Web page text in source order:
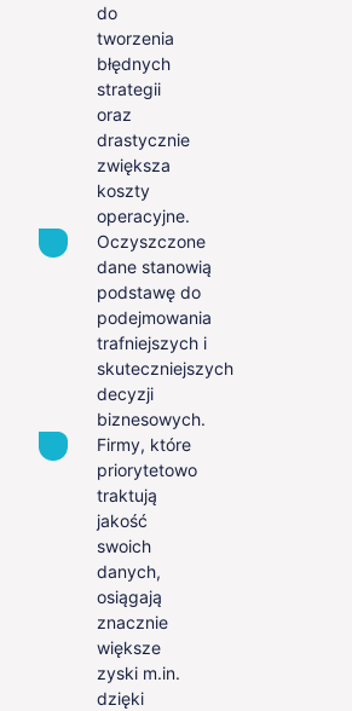
do
tworzenia
błędnych
strategii
oraz
drastycznie
zwiększa
koszty
operacyjne.
Oczyszczone
dane stanowią
podstawę do
podejmowania
trafniejszych i
skuteczniejszych
decyzji
biznesowych.
Firmy, które
priorytetowo
traktują
jakość
swoich
danych,
osiągają
znacznie
większe
zyski m.in.
dzięki